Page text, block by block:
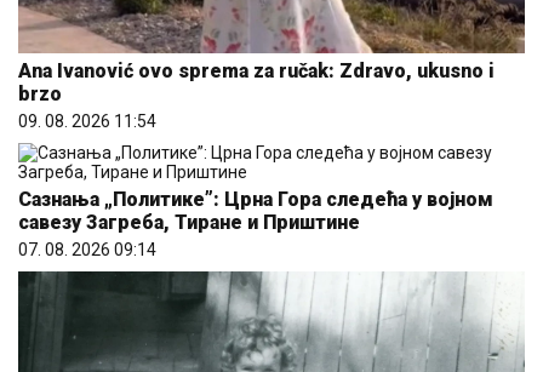
Ana Ivanović ovo sprema za ručak: Zdravo, ukusno i
brzo
09. 08. 2026 11:54
Сазнања „Политике”: Црна Гора следећа у војном
савезу Загреба, Тиране и Приштине
07. 08. 2026 09:14